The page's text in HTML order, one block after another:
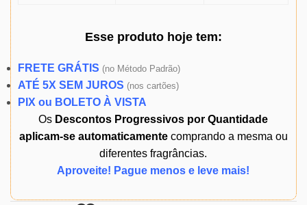
Esse produto hojetem:
FRETE GRÁTIS (no Método Padrão)
ATÉ 5X SEM JUROS (nos cartões)
PIX ou BOLETO À VISTA
Os Descontos Progressivos por Quantidade
aplicam-se automaticamentecomprando a mesma ou
diferentes fragrâncias.
Aproveite! Pague menos e leve mais!